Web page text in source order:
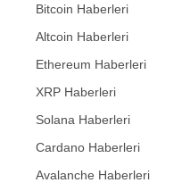
Bitcoin Haberleri
Altcoin Haberleri
Ethereum Haberleri
XRP Haberleri
Solana Haberleri
Cardano Haberleri
Avalanche Haberleri